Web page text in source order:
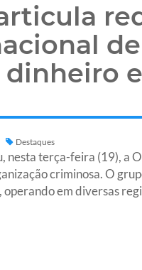
dinheiro
Destaques
nesta terça-feira (19), a
criminosa. O
em diversas